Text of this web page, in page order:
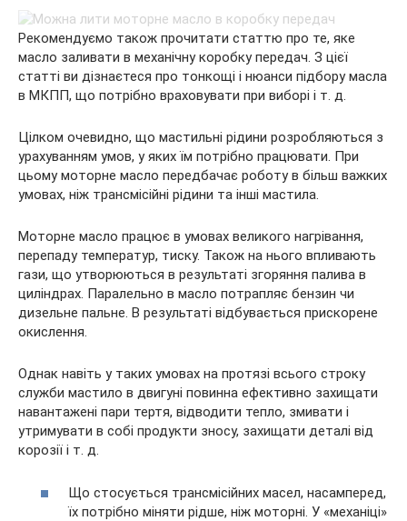
Рекомендуємо також прочитати статтю про те, яке
масло заливати в механічну коробку передач. З цієї
статті ви дізнаєтеся про тонкощі і нюанси підбору масла
в МКПП, що потрібно враховувати при виборі і т. д.
Цілком очевидно, що мастильні рідини розробляються з
урахуванням умов, у яких їм потрібно працювати. При
цьому моторне масло передбачає роботу в більш важких
умовах, ніж трансмісійні рідини та інші мастила.
Моторне масло працює в умовах великого нагрівання,
перепаду температур, тиску. Також на нього впливають
гази, що утворюються в результаті згоряння палива в
циліндрах. Паралельно в масло потрапляє бензин чи
дизельне пальне. В результаті відбувається прискорене
окислення.
Однак навіть у таких умовах на протязі всього строку
служби мастило в двигуні повинна ефективно захищати
навантажені пари тертя, відводити тепло, змивати і
утримувати в собі продукти зносу, захищати деталі від
корозії і т. д.
Що стосується трансмісійних масел, насамперед,
їх потрібно міняти рідше, ніж моторні. У «механіці»